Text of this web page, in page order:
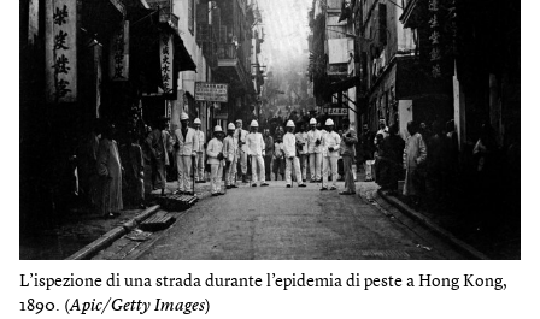
L’ispezione di una strada durante l’epidemia di peste a Hong Kong,
1890. (Apic/Getty Images)